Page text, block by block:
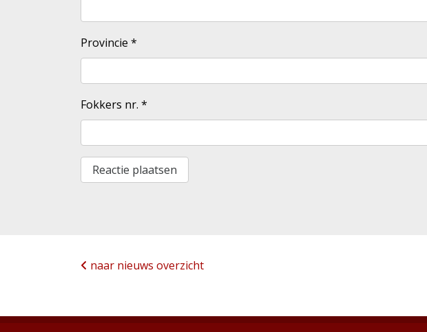
Provincie *
Fokkers nr. *
naar nieuws overzicht